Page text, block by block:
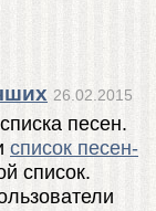
26.02.2015
песен.
список песен-
список.